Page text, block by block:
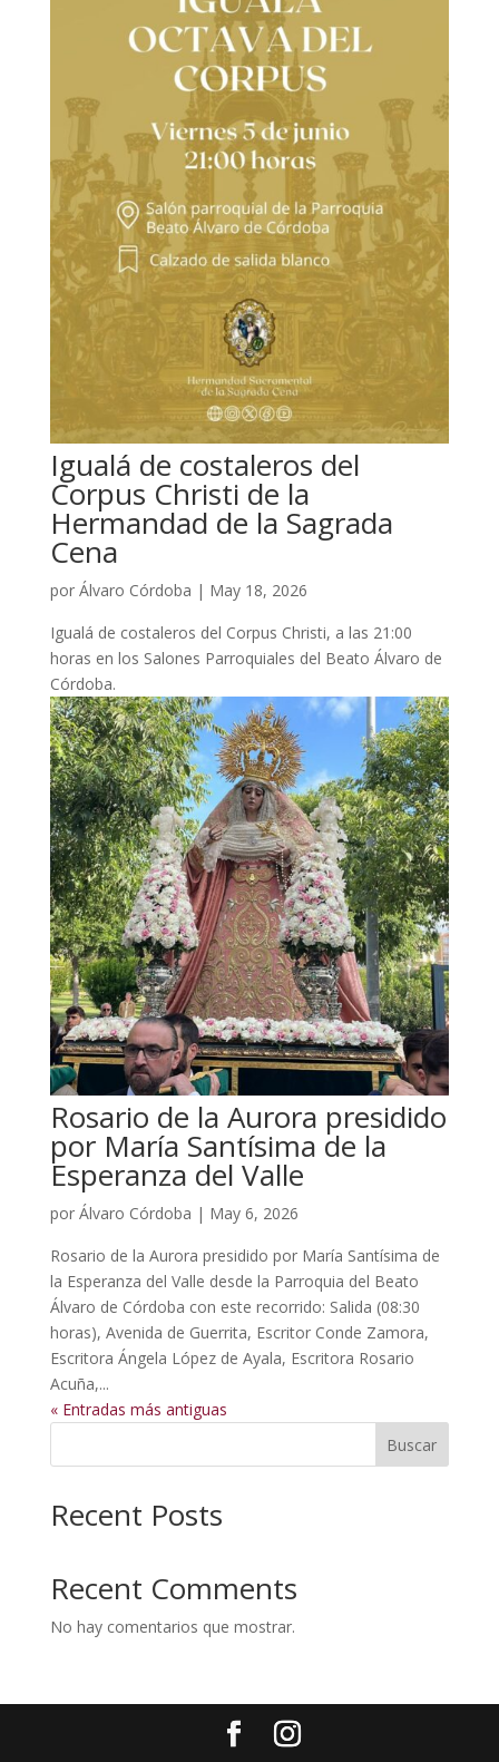
Igualá de costaleros del
Corpus Christi de la
Hermandad de la Sagrada
Cena
por Álvaro Córdoba | May 18, 2026
Igualá de costaleros del Corpus Christi, a las 21:00
horas en los Salones Parroquiales del Beato Álvaro de
Córdoba.
Rosario de la Aurora presidido
por María Santísima de la
Esperanza del Valle
por Álvaro Córdoba | May 6, 2026
Rosario de la Aurora presidido por María Santísima de
la Esperanza del Valle desde la Parroquia del Beato
Álvaro de Córdoba con este recorrido: Salida (08:30
horas), Avenida de Guerrita, Escritor Conde Zamora,
Escritora Ángela López de Ayala, Escritora Rosario
Acuña,...
« Entradas más antiguas
Buscar
Recent Posts
Recent Comments
No hay comentarios que mostrar.